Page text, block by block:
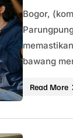
Bogor,
bawang
Read More